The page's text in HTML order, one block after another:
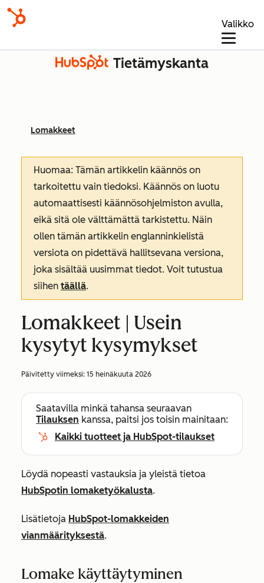
Valikko
Tietämyskanta
Lomakkeet
Huomaa: Tämän artikkelin käännös on
tarkoitettu vain tiedoksi. Käännös on luotu
automaattisesti käännösohjelmiston avulla,
eikä sitä ole välttämättä tarkistettu. Näin
ollen tämän artikkelin englanninkielistä
versiota on pidettävä hallitsevana versiona,
joka sisältää uusimmat tiedot. Voit tutustua
siihen täällä.
Lomakkeet | Usein
kysytyt kysymykset
Päivitetty viimeksi: 15 heinäkuuta 2026
Saatavilla minkä tahansa seuraavan
Tilauksen kanssa, paitsi jos toisin mainitaan:
Kaikki tuotteet ja HubSpot-tilaukset
Löydä nopeasti vastauksia ja yleistä tietoa
HubSpotin lomaketyökalusta.
Lisätietoja HubSpot-lomakkeiden
vianmäärityksestä.
Lomake käyttäytyminen